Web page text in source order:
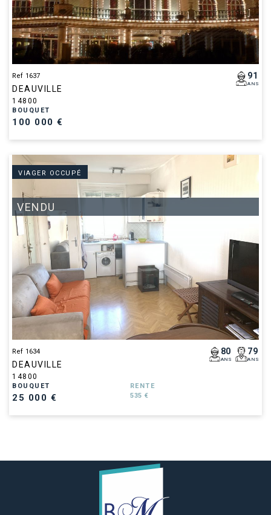
Ref 1637
DEAUVILLE
14800
91
ANS
BOUQUET
100 000 €
VIAGER OCCUPÉ
VENDU
Ref 1634
DEAUVILLE
14800
80
ANS
79
ANS
BOUQUET
25 000 €
RENTE
535 €